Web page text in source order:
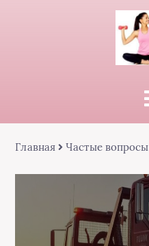
Главная Частые вопросы